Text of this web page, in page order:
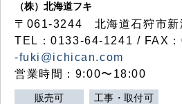
（株）北海道フキ
〒061-3244 北海道石狩市新
TEL：0133-64-1241 / FAX
-fuki@ichican.com
営業時間：9:00〜18:00
販売可 工事・取付可